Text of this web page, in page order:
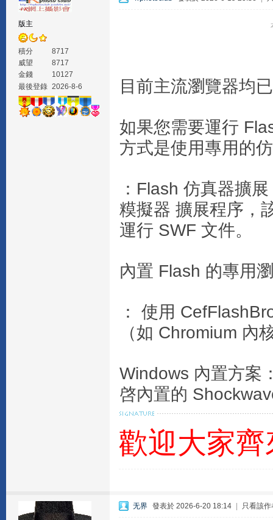
版主
積分
8717
威望
8717
金錢
10127
最後登錄 2026-8-6 目前主流瀏覽器均
如果您需要運行
方式是使用專用的
：Flash 仿真器擴
糢擬器 擴展程序，
運行 SWF 文件。
內置 Flash 的專用
： 使用
（如 Chromium 內
Windows 內置方案
啓內置的
歡迎大家
无界 發表於 2026-6-20 18:14 只看該作